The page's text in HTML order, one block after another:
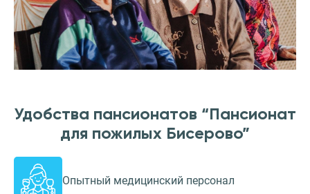
Удобства пансионатов “Пансионат
для пожилых Бисерово”
Опытный медицинский персонал